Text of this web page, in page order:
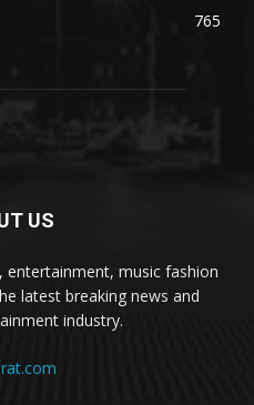
765
US
entertainment, music fashion
latest breaking news and
industry.